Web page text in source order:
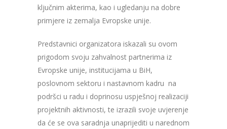
ključnim akterima, kao i ugledanju na dobre
primjere iz zemalja Evropske unije.
Predstavnici organizatora iskazali su ovom
prigodom svoju zahvalnost partnerima iz
Evropske unije, institucijama u BiH,
poslovnom sektoru i nastavnom kadru na
podršci u radu i doprinosu uspješnoj realizaciji
projektnih aktivnosti, te izrazili svoje uvjerenje
da će se ova saradnja unaprijediti u narednom